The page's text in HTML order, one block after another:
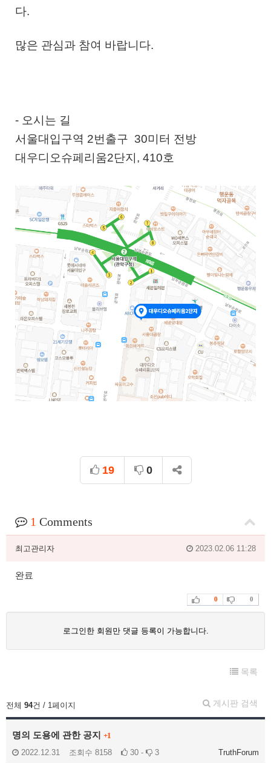
다.
많은 관심과 참여 바랍니다.
- 오시는 길
서울대입구역 2번출구 30미터 전방
대우디오슈페리움2단지, 410호
19 0
1 Comments
최고관리자 2023.02.06 11:28
완료
0 0
로그인한 회원만 댓글 등록이 가능합니다.
목록
게시판 검색
전체 94건 / 1페이지
명의 도용에 관한 공지 +1
TruthForum
2022.12.31 조회수 8158 30 - 3